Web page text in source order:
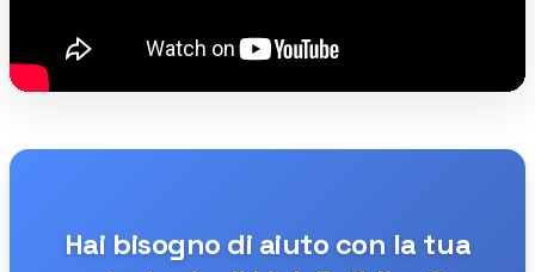
Hai bisogno di aiuto con la tua